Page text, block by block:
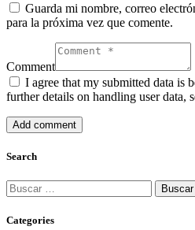
Guarda mi nombre, correo
para la próxima vez que comente.
Comment
I agree that my submitted data is
further details on handling user data,
Search
Categories